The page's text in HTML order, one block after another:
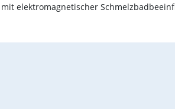
elektromagnetischer